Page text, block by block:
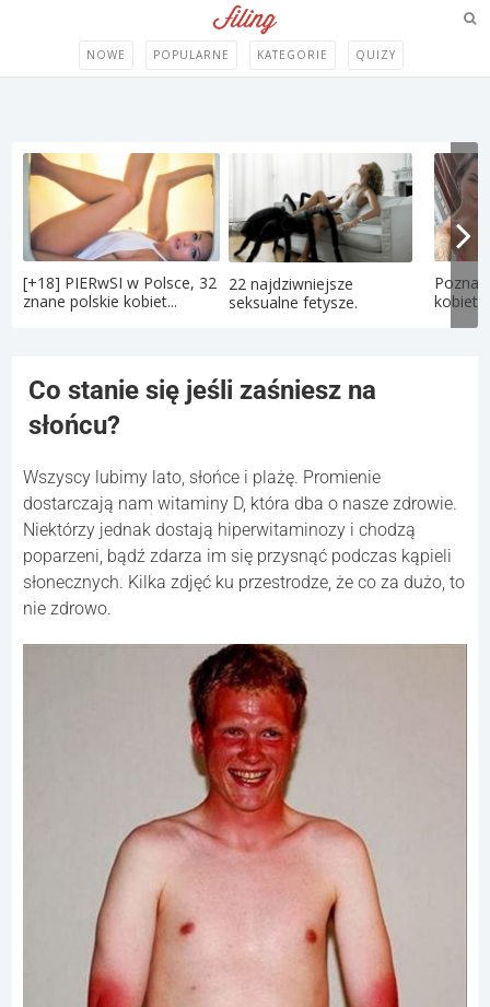
NOWE POPULARNE KATEGORIE QUIZY
[+18] PIERwSI w Polsce, 32
znane polskie kobiet...
22 najdziwniejsze
seksualne fetysze.
Poznaj
Co stanie się jeśli zaśniesz na
słońcu?
Wszyscy lubimy lato, słońce i plażę. Promienie
dostarczają nam witaminy D, która dba o nasze zdrowie.
Niektórzy jednak dostają hiperwitaminozy i chodzą
poparzeni, bądź zdarza im się przysnąć podczas kąpieli
słonecznych. Kilka zdjęć ku przestrodze, że co za dużo, to
nie zdrowo.